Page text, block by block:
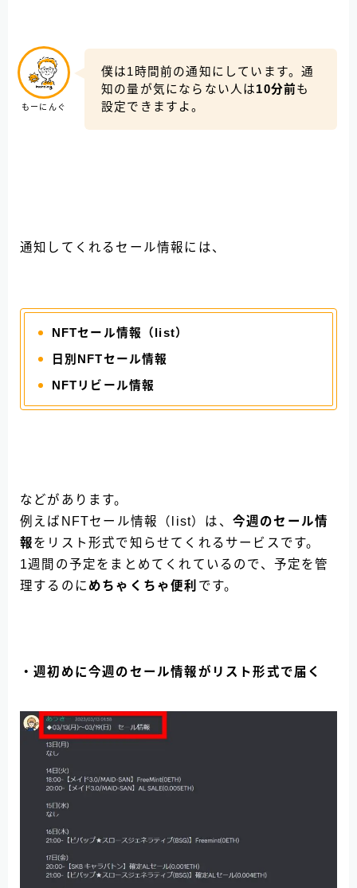
もーにんぐ
僕は1時間前の通知にしています。通
知の量が気にならない人は10分前も
設定できますよ。
通知してくれるセール情報には、
NFTセール情報（list）
日別NFTセール情報
NFTリビール情報
などがあります。
例えばNFTセール情報（list）は、 今週のセール情
報をリスト形式で知らせてくれるサービスです。
1週間の予定をまとめてくれているので、予定を管
理するのに めちゃくちゃ便利 です。
・週初めに今週のセール情報がリスト形式で届く